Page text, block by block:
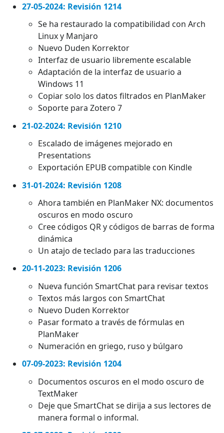
27-05-2024: Revisión 1214
Se ha restaurado la compatibilidad con Arch
Linux y Manjaro
Nuevo Duden Korrektor
Interfaz de usuario libremente escalable
Adaptación de la interfaz de usuario a
Windows 11
Copiar solo los datos filtrados en PlanMaker
Soporte para Zotero 7
21-02-2024: Revisión 1210
Escalado de imágenes mejorado en
Presentations
Exportación EPUB compatible con Kindle
31-01-2024: Revisión 1208
Ahora también en PlanMaker NX: documentos
oscuros en modo oscuro
Cree códigos QR y códigos de barras de forma
dinámica
Un atajo de teclado para las traducciones
20-11-2023: Revisión 1206
Nueva función SmartChat para revisar textos
Textos más largos con SmartChat
Nuevo Duden Korrektor
Pasar formato a través de fórmulas en
PlanMaker
Numeración en griego, ruso y búlgaro
07-09-2023: Revisión 1204
Documentos oscuros en el modo oscuro de
TextMaker
Deje que SmartChat se dirija a sus lectores de
manera formal o informal.